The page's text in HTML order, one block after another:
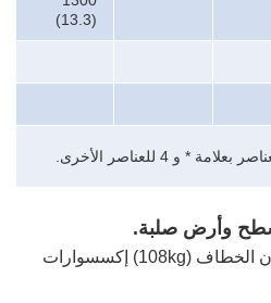
(13.3)
وأرض صلبة.
1. زن الرفع المُقدر يشمل وزن الخطاف (108kg) إكسسوارات